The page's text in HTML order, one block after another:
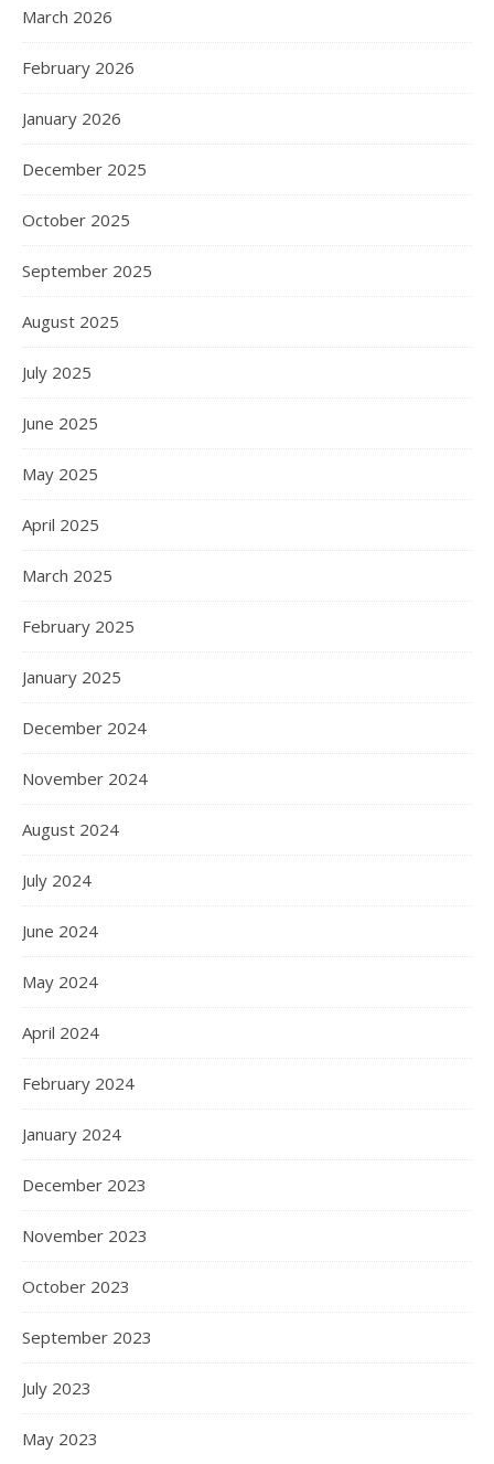
March 2026
February 2026
January 2026
December 2025
October 2025
September 2025
August 2025
July 2025
June 2025
May 2025
April 2025
March 2025
February 2025
January 2025
December 2024
November 2024
August 2024
July 2024
June 2024
May 2024
April 2024
February 2024
January 2024
December 2023
November 2023
October 2023
September 2023
July 2023
May 2023